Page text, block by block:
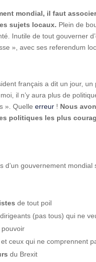
mondial, il faut
sujets locaux. Plein de
Inutile de tout gouverner
», avec ses referendum
français a dit un jour, un
il n’y aura plus de
». Quelle erreur ! Nous
politiques les plus
d’un gouvernement mondial
de tout poil
(pas tous) qui ne
et ceux qui ne comprennent
du Brexit